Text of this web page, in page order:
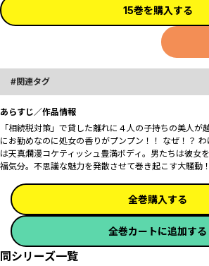
15巻を購入する
関連タグ
あらすじ／作品情報
「相続税対策」で貸した離れに４人の子持ちの美人
にお勤めなのに処女の香りがプンプン！！ なぜ！？ わ
は天真爛漫コケティッシュ豊満ボディ。男たちは彼女
福気分。不思議な魅力を発散させて巻き起こす大騒動
全巻購入する
全巻カートに追加する
同シリーズ一覧